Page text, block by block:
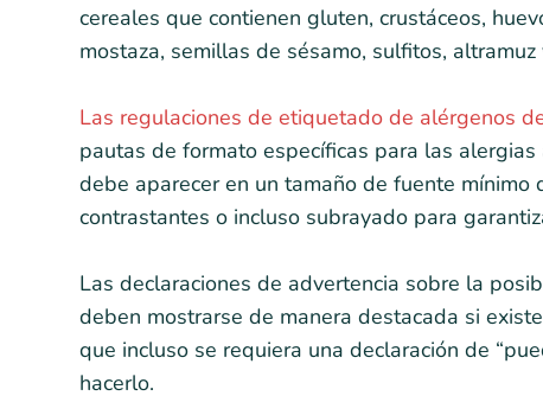
cereales que contienen gluten, crustáceos,
mostaza, semillas de sésamo, sulfitos, altramuz
Las regulaciones de etiquetado de alérgenos
pautas de formato específicas para las
debe aparecer en un tamaño de fuente
contrastantes o incluso subrayado para
Las declaraciones de advertencia sobre la
deben mostrarse de manera destacada si
que incluso se requiera una declaración de
hacerlo.